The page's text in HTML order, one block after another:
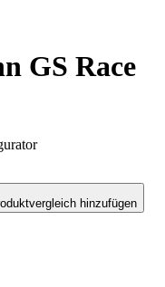
GS Race
hinzufügen